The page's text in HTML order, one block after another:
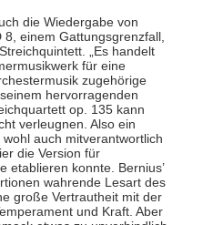
die Wiedergabe von
einem Gattungsgrenzfall,
„Es handelt
für eine
zugehörige
hervorragenden
op. 135 kann
verleugnen. Also ein
auch mitverantwortlich
die Version für
etablieren konnte. Bernius’
wahrende Lesart des
große Vertrautheit mit der
und Kraft. Aber